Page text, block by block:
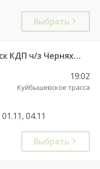
Выбрать
566 Калининград АВ — Озерск КДП ч/з Черняховск АС
19:02
Куйбышевское трасса
04.11
Выбрать